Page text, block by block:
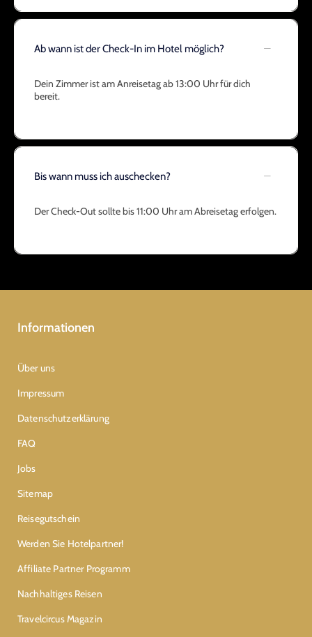
Ab wann ist der Check-In im Hotel möglich?
Dein Zimmer ist am Anreisetag ab 13:00 Uhr für dich
bereit.
Bis wann muss ich auschecken?
Der Check-Out sollte bis 11:00 Uhr am Abreisetag erfolgen.
Informationen
Über uns
Impressum
Datenschutzerklärung
FAQ
Jobs
Sitemap
Reisegutschein
Werden Sie Hotelpartner!
Affiliate Partner Programm
Nachhaltiges Reisen
Travelcircus Magazin